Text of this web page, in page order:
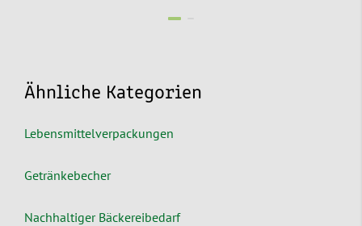
Ähnliche Kategorien
Lebensmittelverpackungen
Getränkebecher
Nachhaltiger Bäckereibedarf